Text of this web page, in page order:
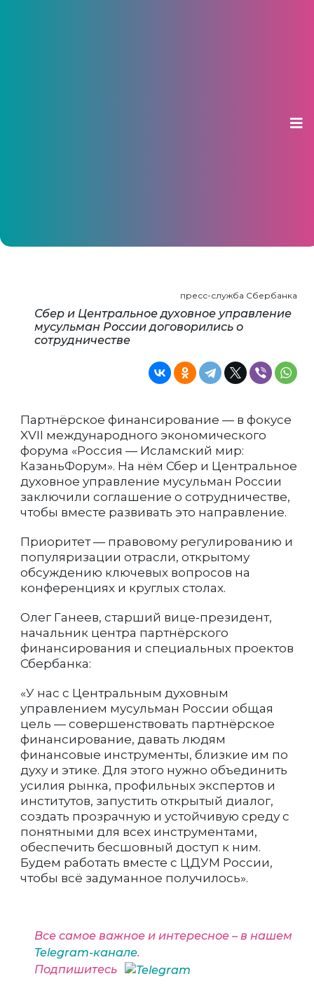
пресс-служба Сбербанка
Сбер и Центральное духовное управление
мусульман России договорились о
сотрудничестве
Партнёрское финансирование — в фокусе
XVII международного экономического
форума «Россия — Исламский мир:
КазаньФорум». На нём Сбер и Центральное
духовное управление мусульман России
заключили соглашение о сотрудничестве,
чтобы вместе развивать это направление.
Приоритет — правовому регулированию и
популяризации отрасли, открытому
обсуждению ключевых вопросов на
конференциях и круглых столах.
Олег Ганеев, старший вице-президент,
начальник центра партнёрского
финансирования и специальных проектов
Сбербанка:
«У нас с Центральным духовным
управлением мусульман России общая
цель — совершенствовать партнёрское
финансирование, давать людям
финансовые инструменты, близкие им по
духу и этике. Для этого нужно объединить
усилия рынка, профильных экспертов и
институтов, запустить открытый диалог,
создать прозрачную и устойчивую среду с
понятными для всех инструментами,
обеспечить бесшовный доступ к ним.
Будем работать вместе с ЦДУМ России,
чтобы всё задуманное получилось».
Все самое важное и интересное – в нашем
Telegram-канале.
Подпишитесь